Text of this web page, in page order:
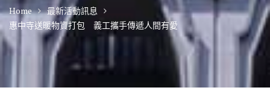
Home
最新活動訊息
惠中寺送暖物資打包 義工攜手傳遞人間有愛